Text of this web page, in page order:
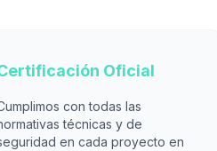
Oficial
con todas las
técnicas y de
en cada proyecto en